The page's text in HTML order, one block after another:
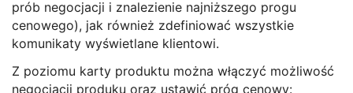
prób negocjacji i znalezienie najniższego progu
cenowego), jak również zdefiniować wszystkie
komunikaty wyświetlane klientowi.
Z poziomu karty produktu można włączyć możliwość
negocjacji produku oraz ustawić próg cenowy: